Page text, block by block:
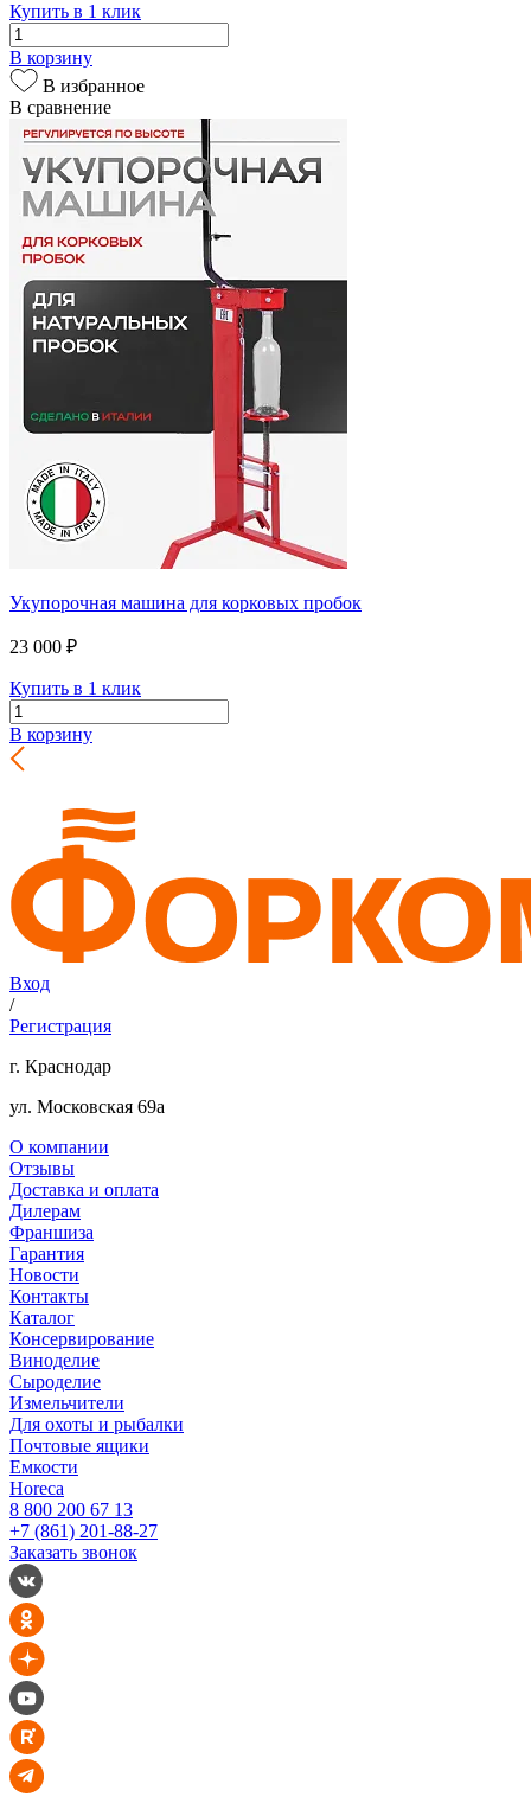
Купить в 1 клик
В корзину
В избранное
В сравнение
Укупорочная машина для корковых пробок
23 000 ₽
Купить в 1 клик
В корзину
Вход
/
Регистрация
г. Краснодар
ул. Московская 69а
О компании
Отзывы
Доставка и оплата
Дилерам
Франшиза
Гарантия
Новости
Контакты
Каталог
Консервирование
Виноделие
Сыроделие
Измельчители
Для охоты и рыбалки
Почтовые ящики
Емкости
Horeca
8 800 200 67 13
+7 (861) 201-88-27
Заказать звонок